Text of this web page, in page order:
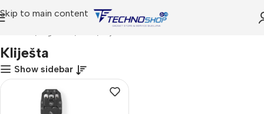
Skip to main content
Kliješta
Show sidebar